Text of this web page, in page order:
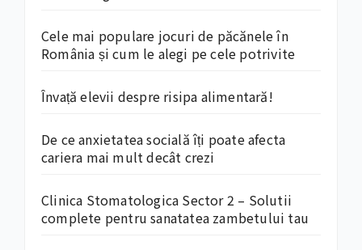
Cele mai populare jocuri de păcănele în
România și cum le alegi pe cele potrivite
Învață elevii despre risipa alimentară!
De ce anxietatea socială îți poate afecta
cariera mai mult decât crezi
Clinica Stomatologica Sector 2 – Solutii
complete pentru sanatatea zambetului tau